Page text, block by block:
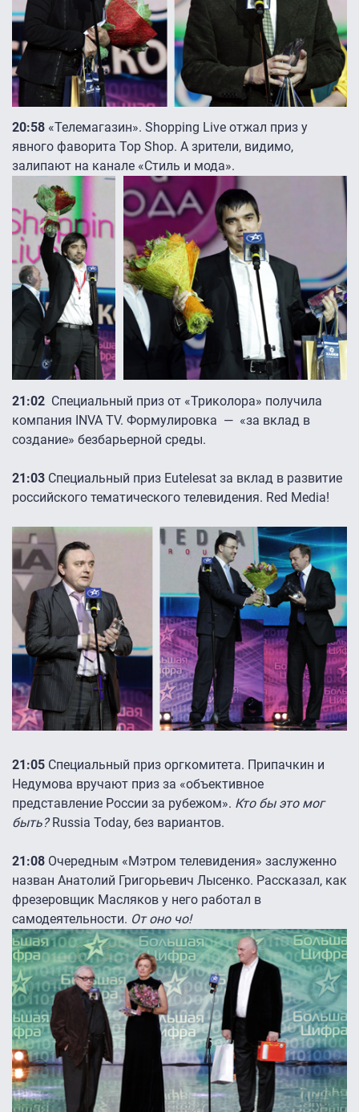
20:58 «Телемагазин». Shopping Live отжал приз у
явного фаворита Top Shop. А зрители, видимо,
залипают на канале «Стиль и мода».
21:02 Специальный приз от «Триколора» получила
компания INVA TV. Формулировка — «за вклад в
создание» безбарьерной среды.
21:03 Специальный приз Eutelesat за вклад в развитие
российского тематического телевидения. Red Media!
21:05 Специальный приз оргкомитета. Припачкин и
Недумова вручают приз за «объективное
представление России за рубежом». Кто бы это мог
быть?Russia Today, без вариантов.
21:08 Очередным «Мэтром телевидения» заслуженно
назван Анатолий Григорьевич Лысенко. Рассказал, как
фрезеровщик Масляков у него работал в
самодеятельности. От оно чо!